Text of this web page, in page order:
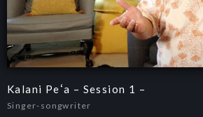
Kalani Peʻa – Session 1 –
Singer-songwriter